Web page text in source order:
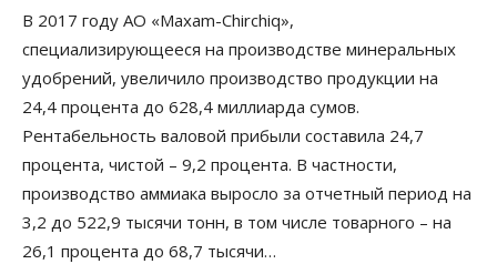
В 2017 году АО «Maxam-Chirchiq»,
специализирующееся на производстве минеральных
удобрений, увеличило производство продукции на
24,4 процента до 628,4 миллиарда сумов.
Рентабельность валовой прибыли составила 24,7
процента, чистой – 9,2 процента. В частности,
производство аммиака выросло за отчетный период на
3,2 до 522,9 тысячи тонн, в том числе товарного – на
26,1 процента до 68,7 тысячи…